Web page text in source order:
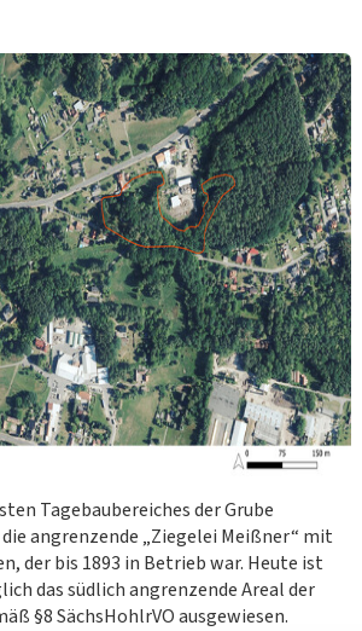
Tagebaubereiches der Grube
angrenzende „Ziegelei Meißner“ mit
der bis 1893 in Betrieb war. Heute ist
das südlich angrenzende Areal der
§8 SächsHohlrVO ausgewiesen.